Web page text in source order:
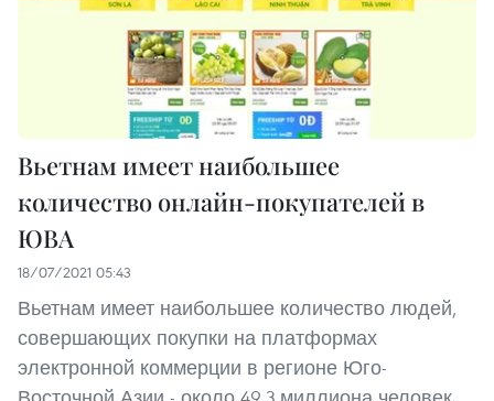
Вьетнам имеет наибольшее
количество онлайн-покупателей в
ЮВА
18/07/2021 05:43
Вьетнам имеет наибольшее количество людей,
совершающих покупки на платформах
электронной коммерции в регионе Юго-